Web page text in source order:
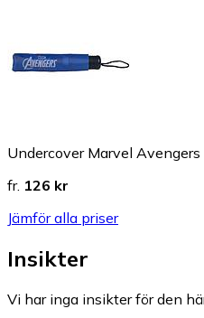
Undercover Marvel
fr. 126 kr
Jämför alla priser
Insikter
Vi har inga insikter för den